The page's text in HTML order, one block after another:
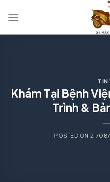
TIN
Khám Tại Bệnh
Trình &
POSTED ON 21/